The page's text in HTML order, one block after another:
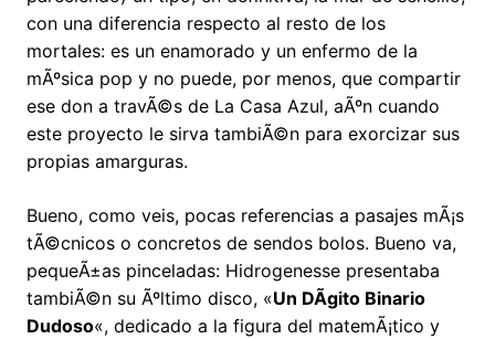
con una diferencia respecto al resto de los
mortales: es un enamorado y un enfermo de la
mÃºsica pop y no puede, por menos, que compartir
ese don a travÃ©s de La Casa Azul, aÃºn cuando
este proyecto le sirva tambiÃ©n para exorcizar sus
propias amarguras.
Bueno, como veis, pocas referencias a pasajes mÃ¡s
tÃ©cnicos o concretos de sendos bolos. Bueno va,
pequeÃ±as pinceladas: Hidrogenesse presentaba
tambiÃ©n su Ãºltimo disco, «Un DÃ­gito Binario
Dudoso«, dedicado a la figura del matemÃ¡tico y